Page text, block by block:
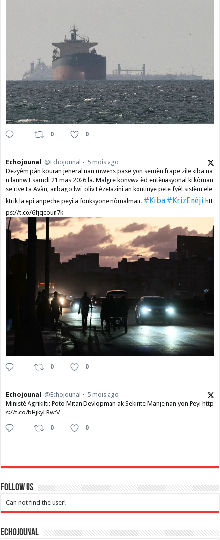
0 0
Echojounal @Echojounal
5 mois ago
Dezyèm pàn kouran jeneral nan mwens pase yon semèn frape zile kiba na
n lannwit samdi 21 mas 2026 la. Malgre konvwa èd entènasyonal ki kòman
se rive La Avàn, anbago lwil oliv Lèzetazini an kontinye pete fyèl sistèm ele
ktrik la epi anpeche peyi a fonksyone nòmalman. #Kiba #KrizEnèji htt
ps://t.co/6fjqcoun7k
0 0
Echojounal @Echojounal
5 mois ago
Ministè Agrikilti: Poto Mitan Devlopman ak Sekirite Manje nan yon Peyi http
s://t.co/bHjkyLRwtV
0 0
Follow Us
Can not find the user!
Echojounal